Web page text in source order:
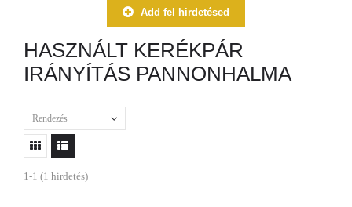
Add fel hirdetésed
HASZNÁLT KERÉKPÁR
IRÁNYÍTÁS PANNONHALMA
Rendezés
1-1 (1 hirdetés)